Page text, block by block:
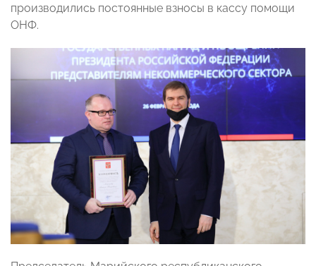
производились постоянные взносы в кассу помощи
ОНФ.